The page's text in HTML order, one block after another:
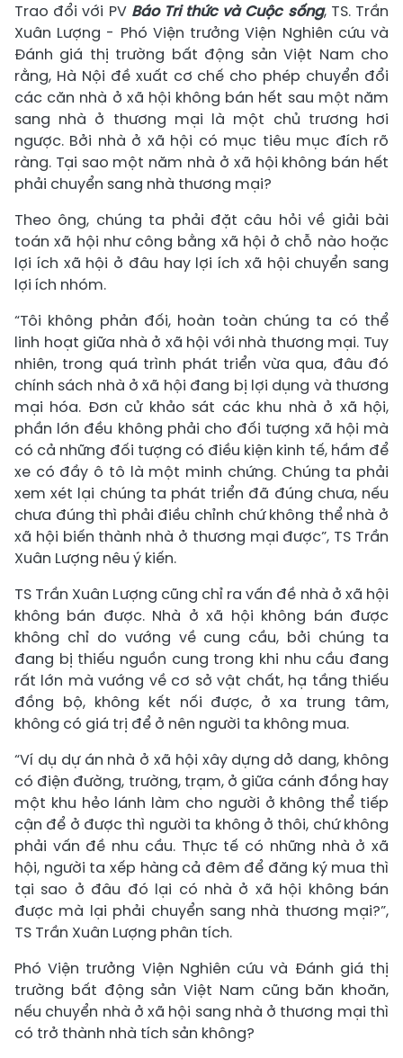
Trao đổi với PV Báo Tri thức và Cuộc sống, TS. Trần
Xuân Lượng - Phó Viện trưởng Viện Nghiên cứu và
Đánh giá thị trường bất động sản Việt Nam cho
rằng, Hà Nội đề xuất cơ chế cho phép chuyển đổi
các căn nhà ở xã hội không bán hết sau một năm
sang nhà ở thương mại là một chủ trương hơi
ngược. Bởi nhà ở xã hội có mục tiêu mục đích rõ
ràng. Tại sao một năm nhà ở xã hội không bán hết
phải chuyển sang nhà thương mại?
Theo ông, chúng ta phải đặt câu hỏi về giải bài
toán xã hội như công bằng xã hội ở chỗ nào hoặc
lợi ích xã hội ở đâu hay lợi ích xã hội chuyển sang
lợi ích nhóm.
“Tôi không phản đối, hoàn toàn chúng ta có thể
linh hoạt giữa nhà ở xã hội với nhà thương mại. Tuy
nhiên, trong quá trình phát triển vừa qua, đâu đó
chính sách nhà ở xã hội đang bị lợi dụng và thương
mại hóa. Đơn cử khảo sát các khu nhà ở xã hội,
phần lớn đều không phải cho đối tượng xã hội mà
có cả những đối tượng có điều kiện kinh tế, hầm để
xe có đầy ô tô là một minh chứng. Chúng ta phải
xem xét lại chúng ta phát triển đã đúng chưa, nếu
chưa đúng thì phải điều chỉnh chứ không thể nhà ở
xã hội biến thành nhà ở thương mại được”, TS Trần
Xuân Lượng nêu ý kiến.
TS Trần Xuân Lượng cũng chỉ ra vấn đề nhà ở xã hội
không bán được. Nhà ở xã hội không bán được
không chỉ do vướng về cung cầu, bởi chúng ta
đang bị thiếu nguồn cung trong khi nhu cầu đang
rất lớn mà vướng về cơ sở vật chất, hạ tầng thiếu
đồng bộ, không kết nối được, ở xa trung tâm,
không có giá trị để ở nên người ta không mua.
“Ví dụ dự án nhà ở xã hội xây dựng dở dang, không
có điện đường, trường, trạm, ở giữa cánh đồng hay
một khu hẻo lánh làm cho người ở không thể tiếp
cận để ở được thì người ta không ở thôi, chứ không
phải vấn đề nhu cầu. Thực tế có những nhà ở xã
hội, người ta xếp hàng cả đêm để đăng ký mua thì
tại sao ở đâu đó lại có nhà ở xã hội không bán
được mà lại phải chuyển sang nhà thương mại?”,
TS Trần Xuân Lượng phân tích.
Phó Viện trưởng Viện Nghiên cứu và Đánh giá thị
trường bất động sản Việt Nam cũng băn khoăn,
nếu chuyển nhà ở xã hội sang nhà ở thương mại thì
có trở thành nhà tích sản không?